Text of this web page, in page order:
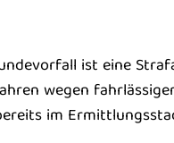
ist eine
wegen
im